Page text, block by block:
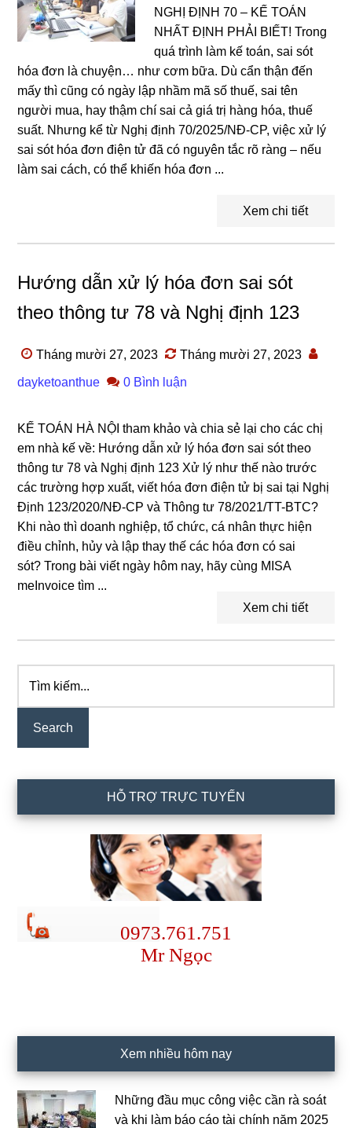
NGHỊ ĐỊNH 70 – KẾ TOÁN
NHẤT ĐỊNH PHẢI BIẾT! Trong
quá trình làm kế toán, sai sót
hóa đơn là chuyện… như cơm bữa. Dù cẩn thận đến
mấy thì cũng có ngày lập nhầm mã số thuế, sai tên
người mua, hay thậm chí sai cả giá trị hàng hóa, thuế
suất. Nhưng kể từ Nghị định 70/2025/NĐ-CP, việc xử lý
sai sót hóa đơn điện tử đã có nguyên tắc rõ ràng – nếu
làm sai cách, có thể khiến hóa đơn ...
Xem chi tiết
Hướng dẫn xử lý hóa đơn sai sót
theo thông tư 78 và Nghị định 123
Tháng mười 27, 2023 Tháng mười 27, 2023
dayketoanthue 0 Bình luận
KẾ TOÁN HÀ NỘI tham khảo và chia sẻ lại cho các chị
em nhà kế về: Hướng dẫn xử lý hóa đơn sai sót theo
thông tư 78 và Nghị định 123 Xử lý như thế nào trước
các trường hợp xuất, viết hóa đơn điện tử bị sai tại Nghị
Định 123/2020/NĐ-CP và Thông tư 78/2021/TT-BTC?
Khi nào thì doanh nghiệp, tổ chức, cá nhân thực hiện
điều chỉnh, hủy và lập thay thế các hóa đơn có sai
sót? Trong bài viết ngày hôm nay, hãy cùng MISA
meInvoice tìm ...
Xem chi tiết
Primary
Sidebar
kiếm...
HỖ TRỢ TRỰC TUYẾN
0973.761.751
Mr Ngọc
Xem nhiều hôm nay
Những đầu mục công việc cần rà soát
và khi làm báo cáo tài chính năm 2025